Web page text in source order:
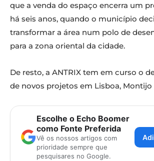
que a venda do espaço encerra um
há seis anos, quando o município
transformar a área num polo de
para a zona oriental da cidade.
De resto, a ANTRIX tem em curso o
de novos projetos em Lisboa, Montijo
Escolhe o Echo Boomer
como Fonte Preferida
Vê os nossos artigos com
prioridade sempre que
pesquisares no Google.